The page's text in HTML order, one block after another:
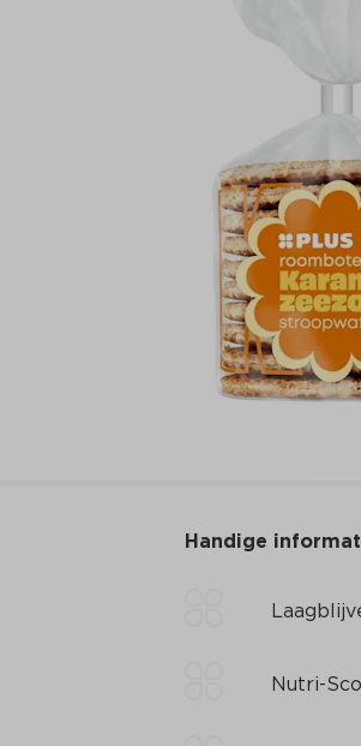
Handige
Nutri-